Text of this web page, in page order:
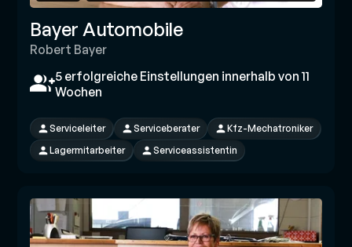
Bayer Automobile
Robert Bayer
5 erfolgreiche Einstellungen innerhalb von 11
Wochen
Serviceleiter Serviceberater
Kfz-Mechatroniker
Lagermitarbeiter
Serviceassistentin